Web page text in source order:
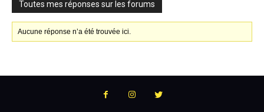
Toutes mes réponses sur les forums
Aucune réponse n’a été trouvée ici.